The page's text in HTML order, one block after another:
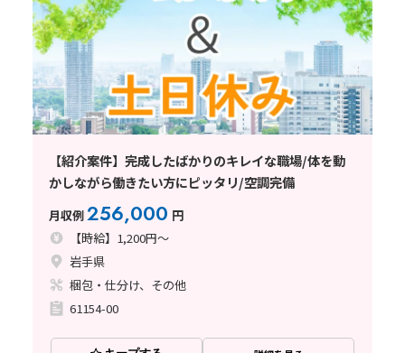
【紹介案件】完成したばかりのキレイな職場/体を動
かしながら働きたい方にピッタリ/空調完備
月収例256,000 円
【時給】1,200円～
岩手県
梱包・仕分け、その他
61154-00